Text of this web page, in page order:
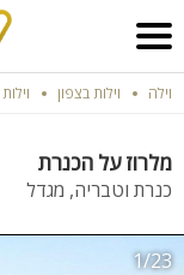
וילה וילות בצפון
מלרוז על הכנרת
כנרת וטבריה, מגדל
1/23